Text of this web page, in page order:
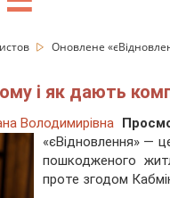
Оновлене
і як дають
Володимирівна
«єВідновлення» —
пошкодженого
проте згодом